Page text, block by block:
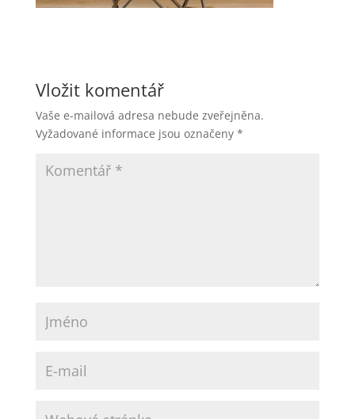
Vložit komentář
Vaše e-mailová adresa nebude zveřejněna.
Vyžadované informace jsou označeny *